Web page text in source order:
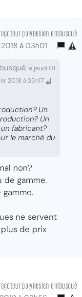
polynesien embusqué
à 03h01
le jeudi 01
2018 à 23h17
Un
Un
fabricant?
le marché du
non?
de gamme.
ne servent
de prix
polynesien embusqué